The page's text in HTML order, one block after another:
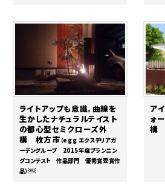
ライトアップも意識。曲線を
生かしたナチュラルテイスト
の都心型セミクローズ外
構 枚方市 （egg エクステリアガ
ーデングループ 2015年度プランニン
グコンテスト 作品部門 優秀賞受賞作
品）￼
ア
ォ
構